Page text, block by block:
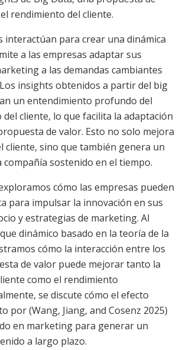
rendimiento del cliente.
interactúan para crear una dinámica
a las empresas adaptar sus
a las demandas cambiantes
insights obtenidos a partir del big
un entendimiento profundo del
cliente, lo que facilita la adaptación
de valor. Esto no solo mejora
cliente, sino que también genera un
compañía sostenido en el tiempo.
cómo las empresas pueden
para impulsar la innovación en sus
y estrategias de marketing. Al
dinámico basado en la teoría de la
cómo la interacción entre los
de valor puede mejorar tanto la
como el rendimiento
se discute cómo el efecto
por (Wang, Jiang, and Cosenz 2025)
en marketing para generar un
a largo plazo.